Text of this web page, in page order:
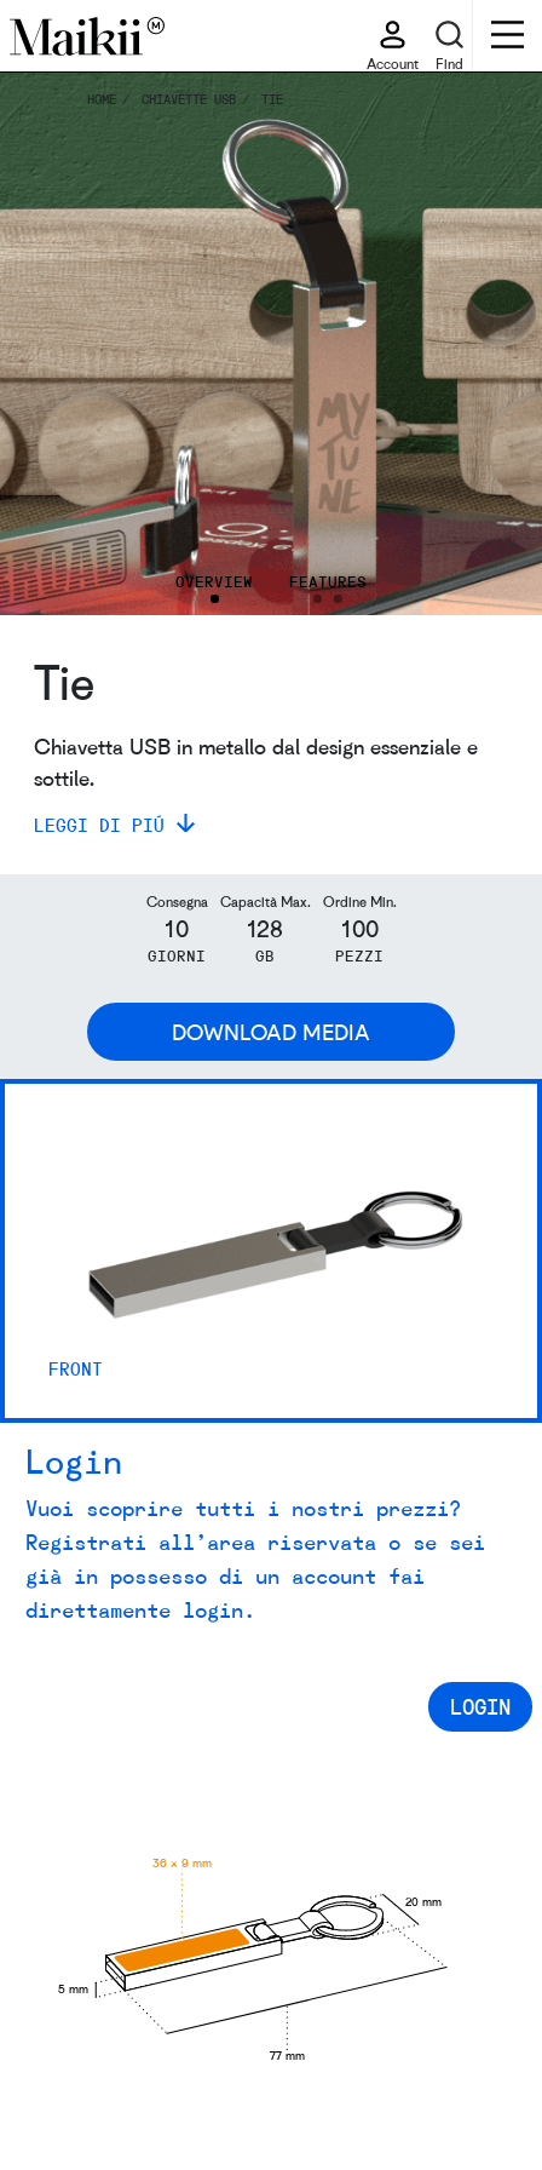
Account Find
Tie
Chiavetta USB in metallo dal design essenziale e
sottile.
LEGGI DI PIÚ
HOME CHIAVETTE USB TIE
OVERVIEW FEATURES
Consegna
10
GIORNI
Capacità Max.
128
GB
Ordine Min.
100
PEZZI
DOWNLOAD MEDIA
FRONT
Login
Vuoi scoprire tutti i nostri prezzi?
Registrati all’area riservata o se sei
già in possesso di un account fai
direttamente login.
LOGIN
36 × 9 mm
77 mm
5 mm
20 mm